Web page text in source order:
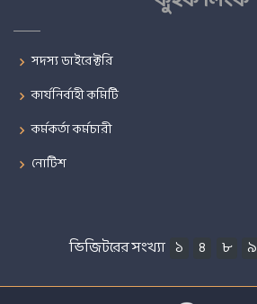
সদস্য ডাইরেক্টরি
কার্যনির্বাহী কমিটি
কর্মকর্তা কর্মচারী
নোটিশ
ভিজিটরের সংখ্যা ১ ৪ ৮ ৯